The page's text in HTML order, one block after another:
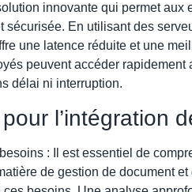
innovante qui permet aux
sécurisée. En utilisant des
une latence réduite et une
peuvent accéder rapidement
délai ni interruption.
l’intégration
: Il est essentiel de
de gestion de document